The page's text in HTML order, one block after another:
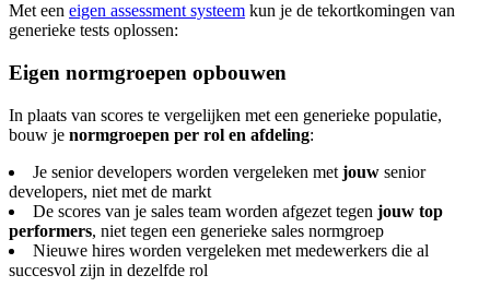
Met een eigen assessment systeem kun je de tekortkomingen van
generieke tests oplossen:
Eigen normgroepen opbouwen
In plaats van scores te vergelijken met een generieke populatie,
bouw je normgroepen per rol en afdeling:
Je senior developers worden vergeleken met jouw senior
developers, niet met de markt
De scores van je sales team worden afgezet tegen jouw top
performers, niet tegen een generieke sales normgroep
Nieuwe hires worden vergeleken met medewerkers die al
succesvol zijn in dezelfde rol